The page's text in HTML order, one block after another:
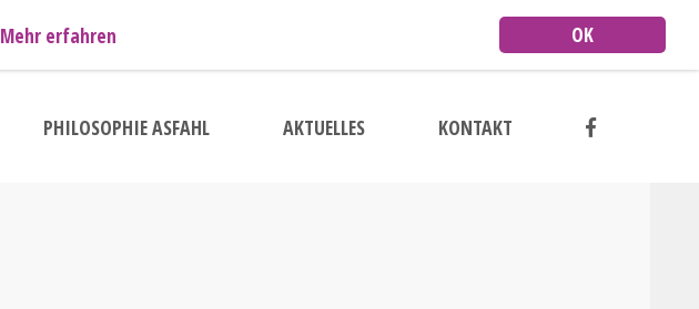
OK
Mehr erfahren
PHILOSOPHIE ASFAHL AKTUELLES KONTAKT